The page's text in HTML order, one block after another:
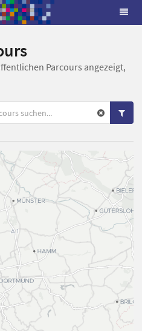
Parcours angezeigt,